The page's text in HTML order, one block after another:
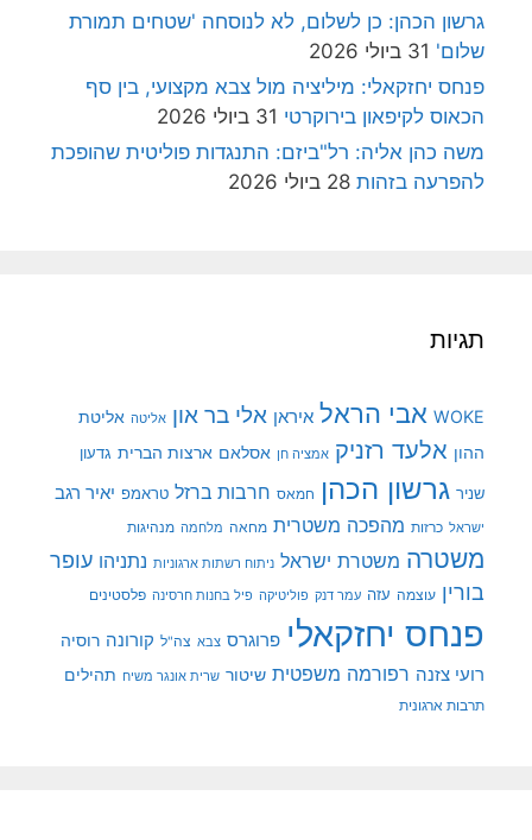
גרשון הכהן: כן לשלום, לא לנוסחה 'שטחים תמורת
שלום' 31 ביולי 2026
פנחס יחזקאלי: מיליציה מול צבא מקצועי, בין סף
הכאוס לקיפאון בירוקרטי 31 ביולי 2026
משה כהן אליה: רל"ביזם: התנגדות פוליטית שהופכת
להפרעה בזהות 28 ביולי 2026
תגיות
WOKE אבי הראל איראן אלי בר און אליטה אליטת
ההון אלעד רזניק אמציה חן אסלאם ארצות הברית גדעון
שניר גרשון הכהן חמאס חרבות ברזל טראמפ יאיר רגב
ישראל כרזות מהפכה משטרית מחאה מלחמה מנהיגות
משטרה משטרת ישראל ניתוח רשתות ארגוניות נתניהו עופר
בורין עוצמה עזה עמר דנק פוליטיקה פיל בחנות חרסינה פלסטינים
פנחס יחזקאלי פרוגרס צבא צה"ל קורונה רוסיה
רועי צזנה רפורמה משפטית שיטור שרית אונגר משיח תהילים
תרבות ארגונית